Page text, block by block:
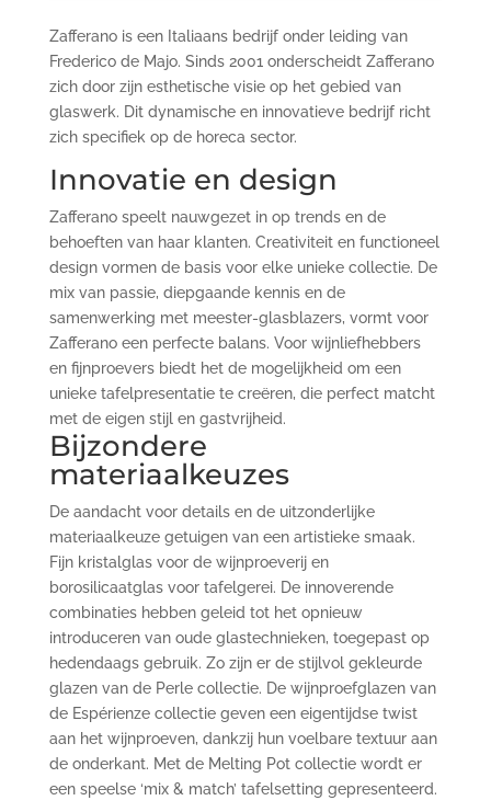
Zafferano is een Italiaans bedrijf onder leiding van
Frederico de Majo. Sinds 2001 onderscheidt Zafferano
zich door zijn esthetische visie op het gebied van
glaswerk. Dit dynamische en innovatieve bedrijf richt
zich specifiek op de horeca sector.
Innovatie en design
Zafferano speelt nauwgezet in op trends en de
behoeften van haar klanten. Creativiteit en functioneel
design vormen de basis voor elke unieke collectie. De
mix van passie, diepgaande kennis en de
samenwerking met meester-glasblazers, vormt voor
Zafferano een perfecte balans. Voor wijnliefhebbers
en fijnproevers biedt het de mogelijkheid om een
unieke tafelpresentatie te creëren, die perfect matcht
met de eigen stijl en gastvrijheid.
Bijzondere
materiaalkeuzes
De aandacht voor details en de uitzonderlijke
materiaalkeuze getuigen van een artistieke smaak.
Fijn kristalglas voor de wijnproeverij en
borosilicaatglas voor tafelgerei. De innoverende
combinaties hebben geleid tot het opnieuw
introduceren van oude glastechnieken, toegepast op
hedendaags gebruik. Zo zijn er de stijlvol gekleurde
glazen van de Perle collectie. De wijnproefglazen van
de Espérienze collectie geven een eigentijdse twist
aan het wijnproeven, dankzij hun voelbare textuur aan
de onderkant. Met de Melting Pot collectie wordt er
een speelse ‘mix & match’ tafelsetting gepresenteerd.